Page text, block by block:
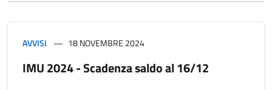
AVVISI 18 NOVEMBRE 2024
IMU 2024 - Scadenza saldo al 16/12